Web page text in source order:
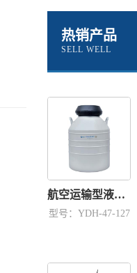
热销产品
SELL WELL
航空运输型液氮容器YDH-47-127
型号：YDH-47-127